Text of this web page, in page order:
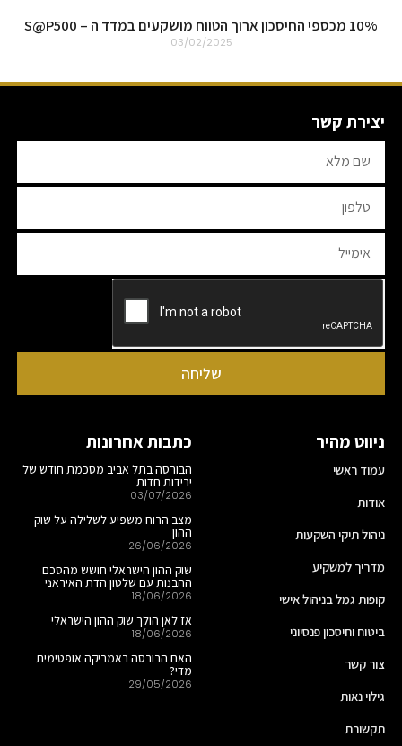
10% מכספי החיסכון ארוך הטווח מושקעים במדד ה – S@P500
03/02/2025
יצירת קשר
שליחה
ניווט מהיר
עמוד ראשי
אודות
ניהול תיקי השקעות
מדריך למשקיע
קופות גמל בניהול אישי
ביטוח וחיסכון פנסיוני
צור קשר
גילוי נאות
תקשורת
כתבות אחרונות
הבורסה בתל אביב מסכמת חודש של
ירידות חדות
03/07/2026
מצב הרוח משפיע לשלילה על שוק
ההון
26/06/2026
שוק ההון הישראלי חושש מהסכם
ההבנות עם שלטון הדת האיראני
18/06/2026
אז לאן הולך שוק ההון הישראלי
18/06/2026
האם הבורסה באמריקה אופטימית
מדי?
29/05/2026